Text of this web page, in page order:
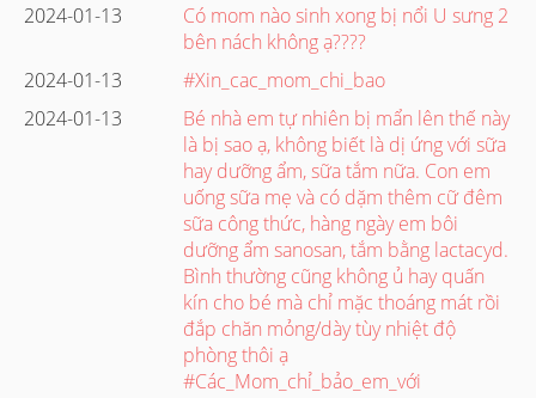
2024-01-13
Có mom nào sinh xong bị nổi U sưng 2
bên nách không ạ????
2024-01-13
#Xin_cac_mom_chi_bao
2024-01-13
Bé nhà em tự nhiên bị mẩn lên thế này
là bị sao ạ, không biết là dị ứng với sữa
hay dưỡng ẩm, sữa tắm nữa. Con em
uống sữa mẹ và có dặm thêm cữ đêm
sữa công thức, hàng ngày em bôi
dưỡng ẩm sanosan, tắm bằng lactacyd.
Bình thường cũng không ủ hay quấn
kín cho bé mà chỉ mặc thoáng mát rồi
đắp chăn mỏng/dày tùy nhiệt độ
phòng thôi ạ
#Các_Mom_chỉ_bảo_em_với